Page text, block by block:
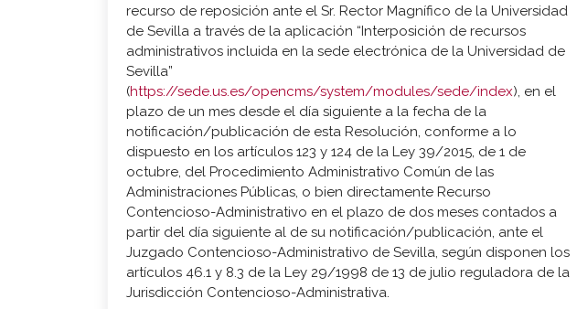
recurso de reposición ante el Sr. Rector Magnífico de la Universidad
de Sevilla a través de la aplicación “Interposición de recursos
administrativos incluida en la sede electrónica de la Universidad de
Sevilla”
(https://sede.us.es/opencms/system/modules/sede/index), en el
plazo de un mes desde el día siguiente a la fecha de la
notificación/publicación de esta Resolución, conforme a lo
dispuesto en los artículos 123 y 124 de la Ley 39/2015, de 1 de
octubre, del Procedimiento Administrativo Común de las
Administraciones Públicas, o bien directamente Recurso
Contencioso-Administrativo en el plazo de dos meses contados a
partir del día siguiente al de su notificación/publicación, ante el
Juzgado Contencioso-Administrativo de Sevilla, según disponen los
artículos 46.1 y 8.3 de la Ley 29/1998 de 13 de julio reguladora de la
Jurisdicción Contencioso-Administrativa.